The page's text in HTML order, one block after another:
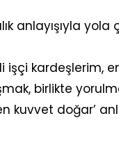
anlayışıyla yola
işçi kardeşlerim,
birlikte
kuvvet doğar’